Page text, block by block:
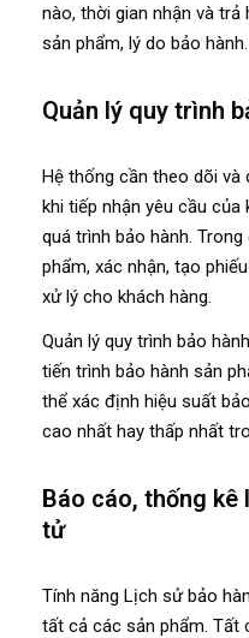
nào, thời gian nhận và trả
sản phẩm, lý do bảo hành.
Quản lý quy trình
Hệ thống cần theo dõi và
khi tiếp nhận yêu cầu
quá trình bảo hành.
phẩm, xác nhận, tạo
xử lý cho khách hàng.
Quản lý quy trình bảo
tiến trình bảo hành sản
thể xác định hiệu suất
cao nhất hay thấp nhất
Báo cáo, thống
tử
Tính năng Lịch sử bảo
tất cả các sản phẩm. Tất